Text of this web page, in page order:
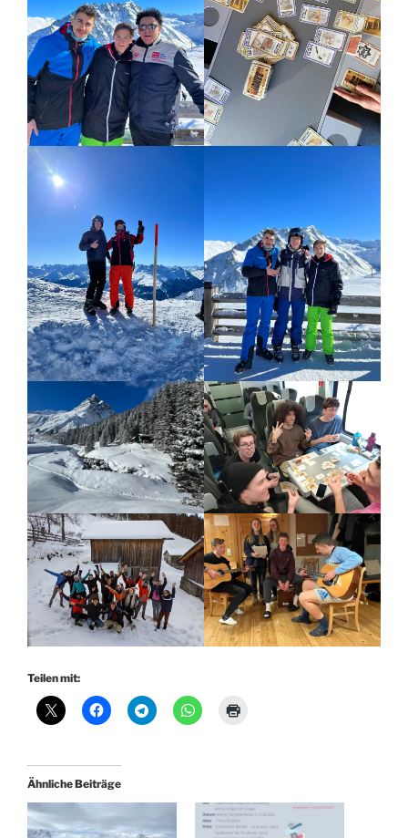
Teilen mit:
Ähnliche Beiträge